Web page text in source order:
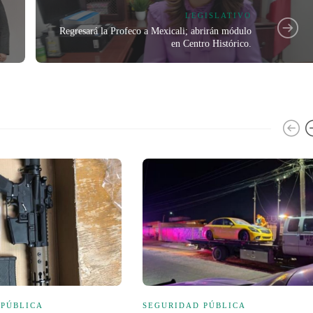
LEGISLATIVO
Regresará la Profeco a Mexicali; abrirán módulo
en Centro Histórico.
SEGURIDAD PÚBLICA